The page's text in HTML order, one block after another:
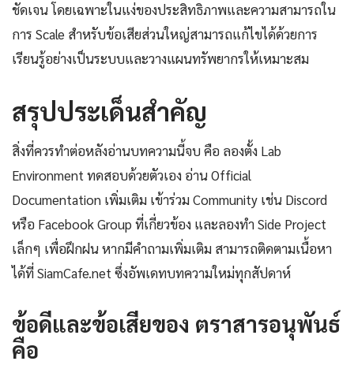
ชัดเจน โดยเฉพาะในแง่ของประสิทธิภาพและความสามารถใน
การ Scale สำหรับข้อเสียส่วนใหญ่สามารถแก้ไขได้ด้วยการ
เรียนรู้อย่างเป็นระบบและวางแผนทรัพยากรให้เหมาะสม
สรุปประเด็นสำคัญ
สิ่งที่ควรทำต่อหลังอ่านบทความนี้จบ คือ ลองตั้ง Lab
Environment ทดสอบด้วยตัวเอง อ่าน Official
Documentation เพิ่มเติม เข้าร่วม Community เช่น Discord
หรือ Facebook Group ที่เกี่ยวข้อง และลองทำ Side Project
เล็กๆ เพื่อฝึกฝน หากมีคำถามเพิ่มเติม สามารถติดตามเนื้อหา
ได้ที่ SiamCafe.net ซึ่งอัพเดทบทความใหม่ทุกสัปดาห์
ข้อดีและข้อเสียของ ตราสารอนุพันธ์
คือ